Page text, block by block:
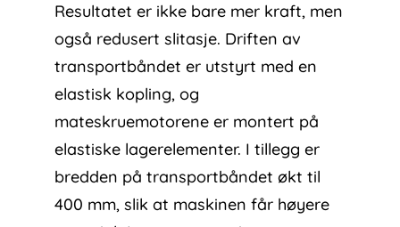
Resultatet er ikke bare mer kraft, men
også redusert slitasje. Driften av
transportbåndet er utstyrt med en
elastisk kopling, og
mateskruemotorene er montert på
elastiske lagerelementer. I tillegg er
bredden på transportbåndet økt til
400 mm, slik at maskinen får høyere